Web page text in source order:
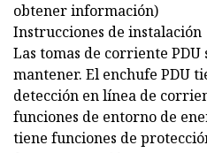
obtener información)
Instrucciones de instalación
Las tomas de corriente
mantener. El enchufe PDU
detección en línea de
funciones de entorno de
tiene funciones de